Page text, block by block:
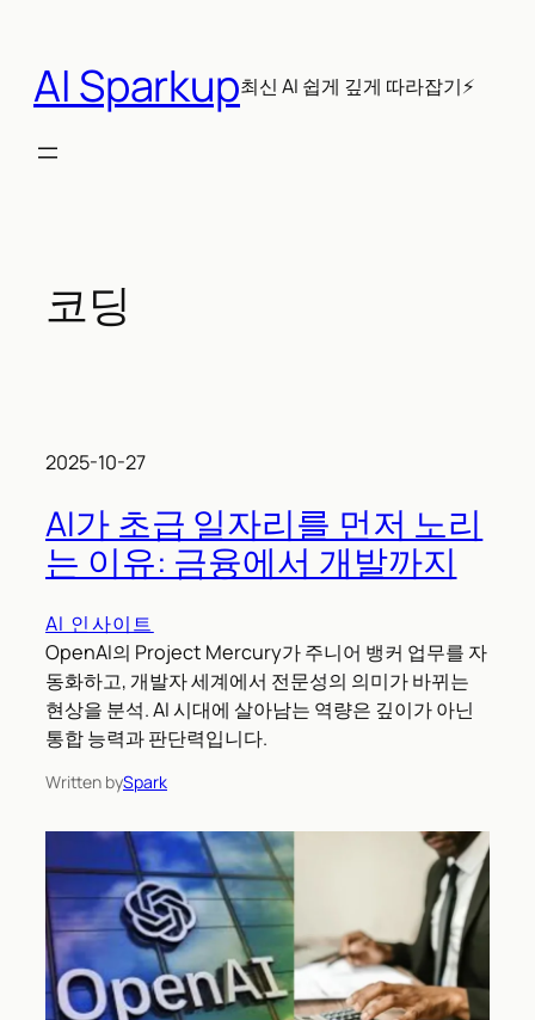
AI Sparkup최신 AI 쉽게 깊게 따라잡기⚡
코딩
2025-10-27
AI가 초급 일자리를 먼저 노리
는 이유: 금융에서 개발까지
AI 인사이트
OpenAI의 Project Mercury가 주니어 뱅커 업무를 자
동화하고, 개발자 세계에서 전문성의 의미가 바뀌는
현상을 분석. AI 시대에 살아남는 역량은 깊이가 아닌
통합 능력과 판단력입니다.
Written bySpark